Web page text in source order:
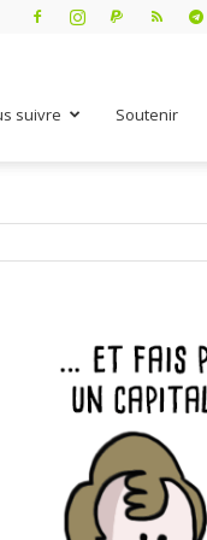
suivre Soutenir